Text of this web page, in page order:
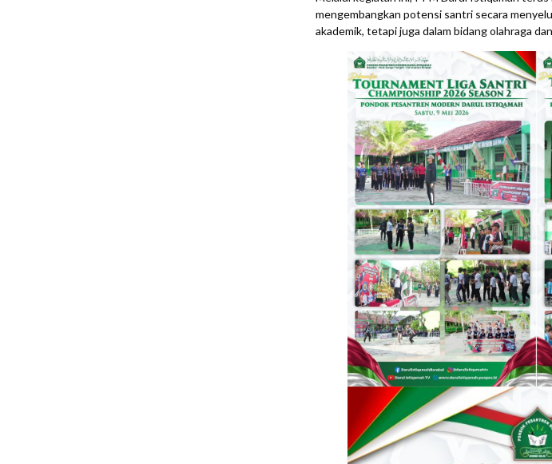
mengembangkan potensi santri secara
akademik, tetapi juga dalam bidang olahraga